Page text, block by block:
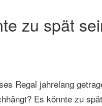
zu spät
Regal jahrelang
Es könnte zu
K
e